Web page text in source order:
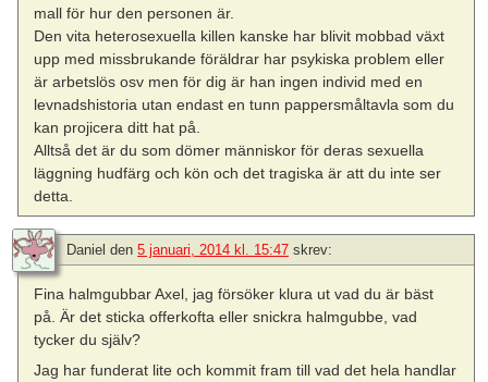
mall för hur den personen är.
Den vita heterosexuella killen kanske har blivit mobbad växt
upp med missbrukande föräldrar har psykiska problem eller
är arbetslös osv men för dig är han ingen individ med en
levnadshistoria utan endast en tunn pappersmåltavla som du
kan projicera ditt hat på.
Alltså det är du som dömer människor för deras sexuella
läggning hudfärg och kön och det tragiska är att du inte ser
detta.
Daniel den 5 januari, 2014 kl. 15:47 skrev:
Fina halmgubbar Axel, jag försöker klura ut vad du är bäst
på. Är det sticka offerkofta eller snickra halmgubbe, vad
tycker du själv?
Jag har funderat lite och kommit fram till vad det hela handlar